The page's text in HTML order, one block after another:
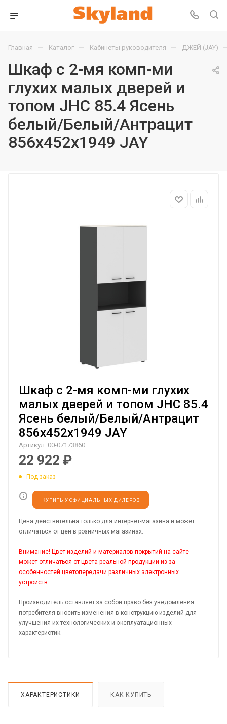
Главная — Каталог — Кабинеты руководителя — ДЖЕЙ (JAY)
Шкаф с 2-мя комп-ми
глухих малых дверей и
топом JHC 85.4 Ясень
белый/Белый/Антрацит
856х452х1949 JAY
Шкаф с 2-мя комп-ми глухих
малых дверей и топом JHC 85.4
Ясень белый/Белый/Антрацит
856х452х1949 JAY
Артикул: 00-07173860
22 922 ₽
Под заказ
КУПИТЬ У ОФИЦИАЛЬНЫХ ДИЛЕРОВ
Цена действительна только для интернет-магазина и может
отличаться от цен в розничных магазинах.
Внимание! Цвет изделий и материалов покрытий на сайте
может отличаться от цвета реальной продукции из-за
особенностей цветопередачи различных электронных
устройств.
Производитель оставляет за собой право без уведомления
потребителя вносить изменения в конструкцию изделий для
улучшения их технологических и эксплуатационных
характеристик.
ХАРАКТЕРИСТИКИ КАК КУПИТЬ